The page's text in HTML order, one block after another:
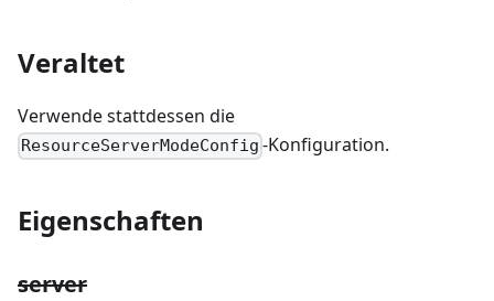
Veraltet
Verwende stattdessen die
ResourceServerModeConfig -Konfiguration.
Eigenschaften
server